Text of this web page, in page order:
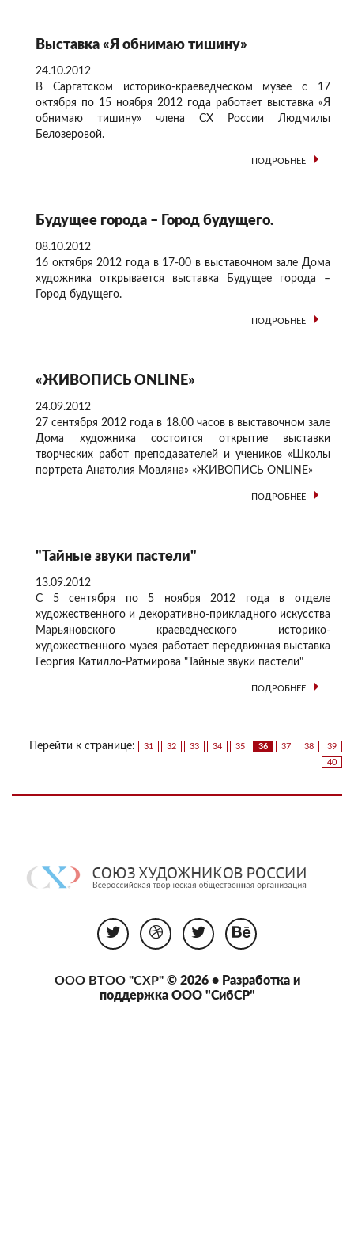
Выставка «Я обнимаю тишину»
24.10.2012
В Саргатском историко-краеведческом музее с 17
октября по 15 ноября 2012 года работает выставка «Я
обнимаю тишину» члена СХ России Людмилы
Белозеровой.
ПОДРОБНЕЕ
Будущее города – Город будущего.
08.10.2012
16 октября 2012 года в 17-00 в выставочном зале Дома
художника открывается выставка Будущее города –
Город будущего.
ПОДРОБНЕЕ
«ЖИВОПИСЬ ONLINE»
24.09.2012
27 сентября 2012 года в 18.00 часов в выставочном зале
Дома художника состоится открытие выставки
творческих работ преподавателей и учеников «Школы
портрета Анатолия Мовляна» «ЖИВОПИСЬ ONLINE»
ПОДРОБНЕЕ
"Тайные звуки пастели"
13.09.2012
С 5 сентября по 5 ноября 2012 года в отделе
художественного и декоративно-прикладного искусства
Марьяновского краеведческого историко-
художественного музея работает передвижная выставка
Георгия Катилло-Ратмирова "Тайные звуки пастели"
ПОДРОБНЕЕ
Перейти к странице: 31 32 33 34 35 36 37 38
39
40
ООО ВТОО "СХР"© 2026 • Разработка и
поддержка ООО "СибСР"